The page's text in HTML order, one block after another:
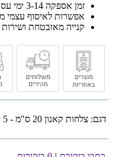
זמן אספקה 3-14 ימי עסקים
אפשרות לאיסוף עצמי
קנייה מאובטחת
דגם: צלחות קאנון 20 ס"מ - 5 יחידות